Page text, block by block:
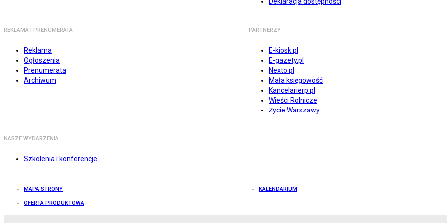
REKLAMA I PRENUMERATA
Reklama
Ogłoszenia
Prenumerata
Archiwum
PARTNERZY
E-kiosk.pl
E-gazety.pl
Nexto.pl
Mała księgowość
Kancelarierp.pl
Wieści Rolnicze
Życie Warszawy
NASZE WYDARZENIA
Szkolenia i konferencje
MAPA STRONY KALENDARIUM
OFERTA PRODUKTOWA